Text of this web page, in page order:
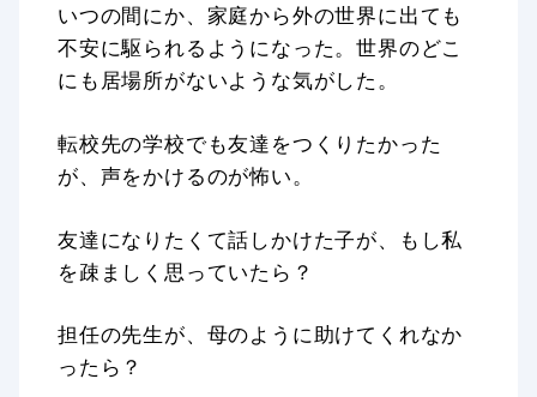
いつの間にか、家庭から外の世界に出ても
不安に駆られるようになった。世界のどこ
にも居場所がないような気がした。
転校先の学校でも友達をつくりたかった
が、声をかけるのが怖い。
友達になりたくて話しかけた子が、もし私
を疎ましく思っていたら？
担任の先生が、母のように助けてくれなか
ったら？